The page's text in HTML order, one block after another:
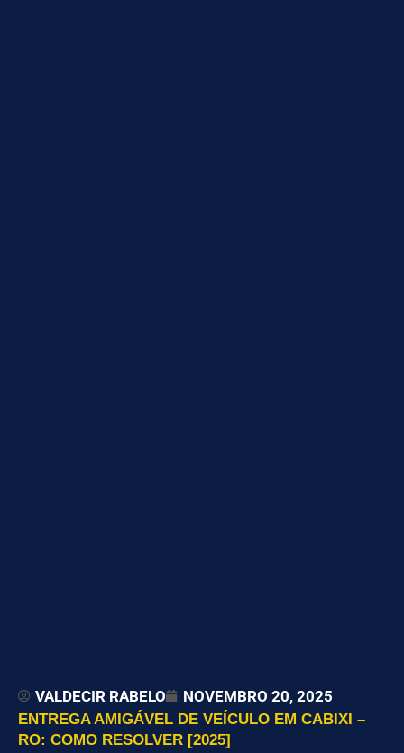
VALDECIR RABELO NOVEMBRO 20, 2025
ENTREGA AMIGÁVEL DE VEÍCULO EM CABIXI –
RO: COMO RESOLVER [2025]